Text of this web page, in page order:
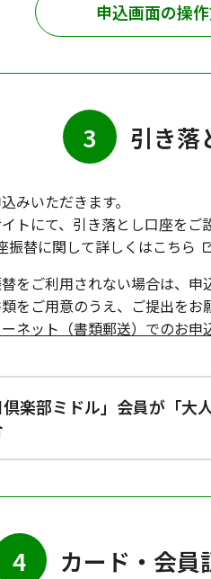
申込画面の操
3 引き落
みいただきます。
トにて、引き落とし口座をご
振替に関して詳しくはこちら
をご利用されない場合は、
をご用意のうえ、ご提出をお
ーネット（書類郵送）でのお申
倶楽部ミドル」会員が「
4 カード・会員